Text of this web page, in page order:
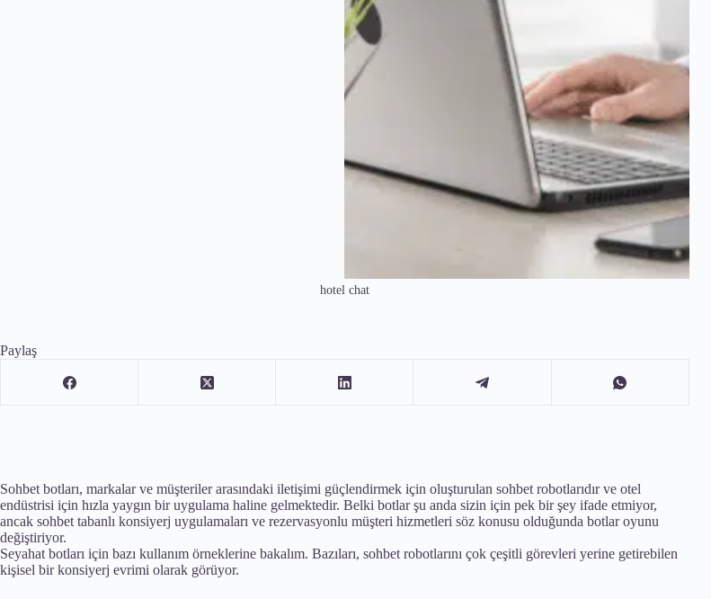
hotel chat
Paylaş
Sohbet botları, markalar ve müşteriler arasındaki iletişimi güçlendirmek için oluşturulan sohbet robotlarıdır ve otel
endüstrisi için hızla yaygın bir uygulama haline gelmektedir. Belki botlar şu anda sizin için pek bir şey ifade etmiyor,
ancak sohbet tabanlı konsiyerj uygulamaları ve rezervasyonlu müşteri hizmetleri söz konusu olduğunda botlar oyunu
değiştiriyor.
Seyahat botları için bazı kullanım örneklerine bakalım. Bazıları, sohbet robotlarını çok çeşitli görevleri yerine getirebilen
kişisel bir konsiyerj evrimi olarak görüyor.